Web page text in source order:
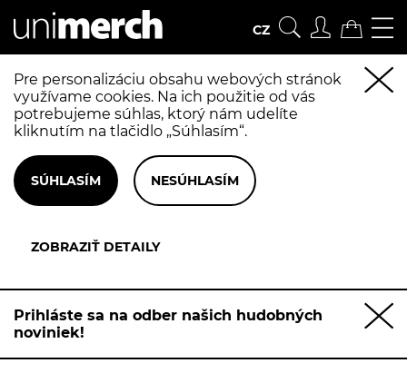
CZ
Pre personalizáciu obsahu webových stránok
využívame cookies. Na ich použitie od vás
potrebujeme súhlas, ktorý nám udelíte
kliknutím na tlačidlo „Súhlasím“.
Prihláste sa na odber našich hudobných
noviniek!